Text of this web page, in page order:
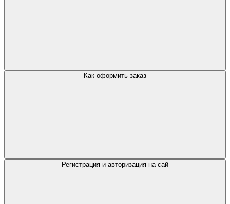
Как оформить заказ
Регистрация и авторизация на сай